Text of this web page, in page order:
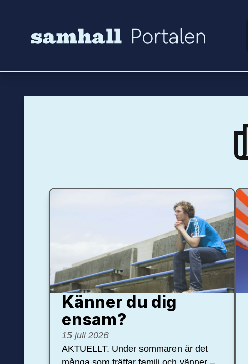
Känner du dig
ensam?
15 juli 2026
AKTUELLT. Under sommaren är det